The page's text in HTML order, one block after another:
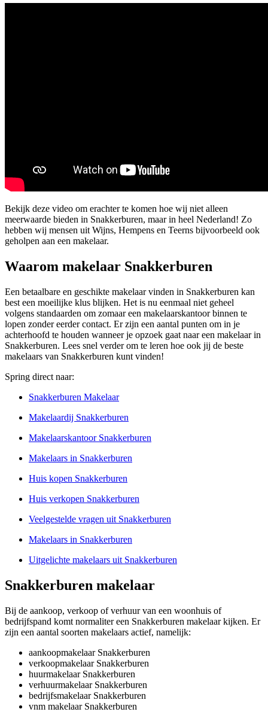
Bekijk deze video om erachter te komen hoe wij niet alleen
meerwaarde bieden in Snakkerburen, maar in heel Nederland! Zo
hebben wij mensen uit Wijns, Hempens en Teerns bijvoorbeeld ook
geholpen aan een makelaar.
Waarom makelaar Snakkerburen
Een betaalbare en geschikte makelaar vinden in Snakkerburen kan
best een moeilijke klus blijken. Het is nu eenmaal niet geheel
volgens standaarden om zomaar een makelaarskantoor binnen te
lopen zonder eerder contact. Er zijn een aantal punten om in je
achterhoofd te houden wanneer je opzoek gaat naar een makelaar in
Snakkerburen. Lees snel verder om te leren hoe ook jij de beste
makelaars van Snakkerburen kunt vinden!
Spring direct naar:
Snakkerburen Makelaar
Makelaardij Snakkerburen
Makelaarskantoor Snakkerburen
Makelaars in Snakkerburen
Huis kopen Snakkerburen
Huis verkopen Snakkerburen
Veelgestelde vragen uit Snakkerburen
Makelaars in Snakkerburen
Uitgelichte makelaars uit Snakkerburen
Snakkerburen makelaar
Bij de aankoop, verkoop of verhuur van een woonhuis of
bedrijfspand komt normaliter een Snakkerburen makelaar kijken. Er
zijn een aantal soorten makelaars actief, namelijk:
aankoopmakelaar Snakkerburen
verkoopmakelaar Snakkerburen
huurmakelaar Snakkerburen
verhuurmakelaar Snakkerburen
bedrijfsmakelaar Snakkerburen
vnm makelaar Snakkerburen